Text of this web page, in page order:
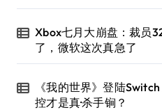
Xbox七月大崩盘：裁员
了，微软这次真急了
《我的世界》登陆
控才是真·杀手锏？